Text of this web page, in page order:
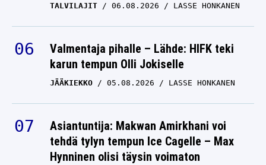
TALVILAJIT 06.08.2026 LASSE HONKANEN
Valmentaja pihalle – Lähde: HIFK teki
karun tempun Olli Jokiselle
JÄÄKIEKKO 05.08.2026 LASSE HONKANEN
Asiantuntija: Makwan Amirkhani voi
tehdä tylyn tempun Ice Cagelle – Max
Hynninen olisi täysin voimaton